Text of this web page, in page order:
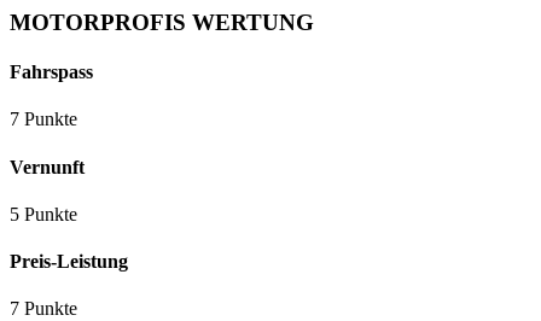
MOTORPROFIS WERTUNG
Fahrspass
7 Punkte
Vernunft
5 Punkte
Preis-Leistung
7 Punkte